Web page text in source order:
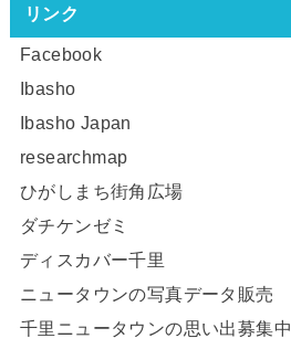
リンク
Facebook
Ibasho
Ibasho Japan
researchmap
ひがしまち街角広場
ダチケンゼミ
ディスカバー千里
ニュータウンの写真データ販売
千里ニュータウンの思い出募集中